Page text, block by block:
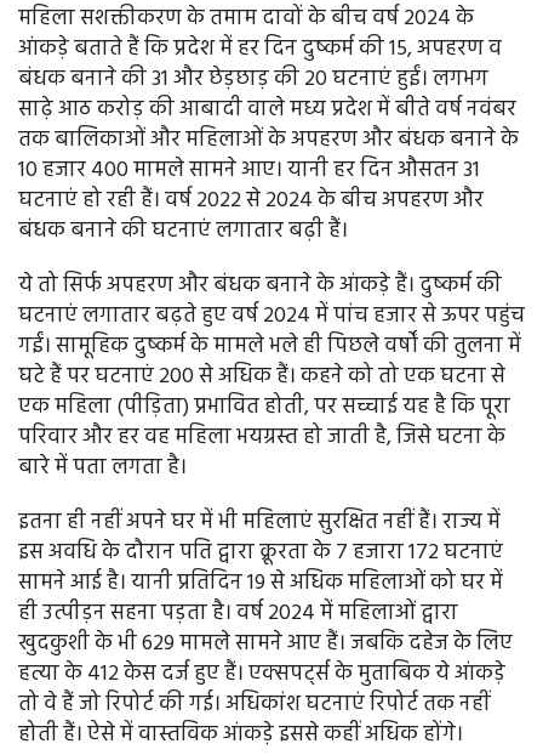
महिला सशक्तीकरण के तमाम दावों के बीच वर्ष 2024 के
आंकड़े बताते हैं कि प्रदेश में हर दिन दुष्कर्म की 15, अपहरण व
बंधक बनाने की 31 और छेड़छाड़ की 20 घटनाएं हुईं। लगभग
साढ़े आठ करोड़ की आबादी वाले मध्य प्रदेश में बीते वर्ष नवंबर
तक बालिकाओं और महिलाओं के अपहरण और बंधक बनाने के
10 हजार 400 मामले सामने आए। यानी हर दिन औसतन 31
घटनाएं हो रही हैं। वर्ष 2022 से 2024 के बीच अपहरण और
बंधक बनाने की घटनाएं लगातार बढ़ी हैं।
ये तो सिर्फ अपहरण और बंधक बनाने के आंकड़े हैं। दुष्कर्म की
घटनाएं लगातार बढ़ते हुए वर्ष 2024 में पांच हजार से ऊपर पहुंच
गईं। सामूहिक दुष्कर्म के मामले भले ही पिछले वर्षों की तुलना में
घटे हैं पर घटनाएं 200 से अधिक हैं। कहने को तो एक घटना से
एक महिला (पीड़िता) प्रभावित होती, पर सच्चाई यह है कि पूरा
परिवार और हर वह महिला भयग्रस्त हो जाती है, जिसे घटना के
बारे में पता लगता है।
इतना ही नहीं अपने घर में भी महिलाएं सुरक्षित नहीं हैं। राज्य में
इस अवधि के दौरान पति द्वारा क्रूरता के 7 हजारा 172 घटनाएं
सामने आई है। यानी प्रतिदिन 19 से अधिक महिलाओं को घर में
ही उत्पीड़न सहना पड़ता है। वर्ष 2024 में महिलाओं द्वारा
खुदकुशी के भी 629 मामले सामने आए हैं। जबकि दहेज के लिए
हत्या के 412 केस दर्ज हुए हैं। एक्सपर्ट्स के मुताबिक ये आंकड़े
तो वे हैं जो रिपोर्ट की गई। अधिकांश घटनाएं रिपोर्ट तक नहीं
होती हैं। ऐसे में वास्तविक आंकड़े इससे कहीं अधिक होंगे।